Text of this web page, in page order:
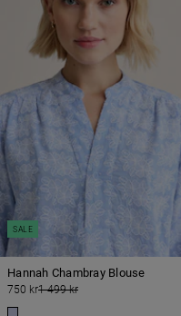
Hannah Chambray Blouse
750 kr1 499 kr
SALE